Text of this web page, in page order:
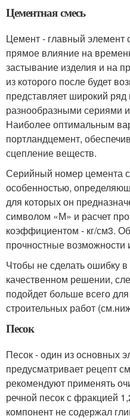
Цементная смесь
Цемент - главный элемент
прямое влияние на
застывание изделия и на
из которого после будет
представляет широкий
разнообразными сериями
Наиболее оптимальным
портландцемент,
сцепление веществ.
Серийный номер цемента
особенностью,
для которых он
символом «М» и расчет
коэффициентом - кг/см3.
прочностные возможности
Чтобы не сделать ошибку
качественном решении,
подойдет больше всего
строительных работ
Песок
Песок - один из основных
предусматривает рецепт
рекомендуют применять
речной песок с фракцией
компонент не содержал